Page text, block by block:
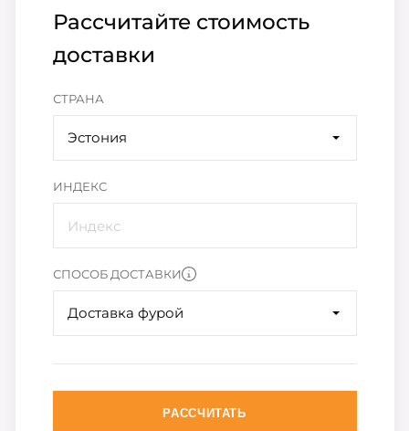
Рассчитайте стоимость
доставки
СТРАНА
Эстония
ИНДЕКС
СПОСОБ ДОСТАВКИ
Доставка фурой
РАССЧИТАТЬ